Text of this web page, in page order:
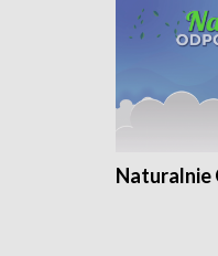
Naturalnie